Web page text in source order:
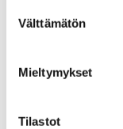
valinta
Välttämätön
Mieltymykset
Tilastot